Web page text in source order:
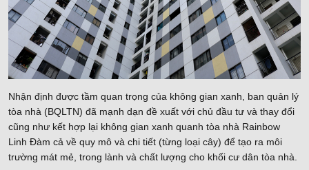
Nhận định được tầm quan trọng của không gian xanh, ban quản lý
tòa nhà (BQLTN) đã mạnh dạn đề xuất với chủ đầu tư và thay đổi
cũng như kết hợp lại không gian xanh quanh tòa nhà Rainbow
Linh Đàm cả về quy mô và chi tiết (từng loại cây) để tạo ra môi
trường mát mẻ, trong lành và chất lượng cho khối cư dân tòa nhà.